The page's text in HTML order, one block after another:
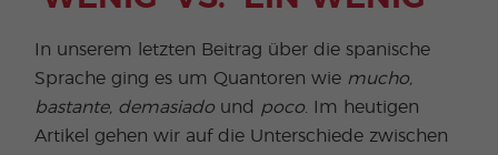
In unserem letzten Beitrag über die spanische
Sprache ging es um Quantoren wie mucho,
bastante, demasiado und poco . Im heutigen
Artikel gehen wir auf die Unterschiede zwischen